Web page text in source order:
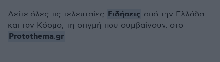
Δείτε όλες τις τελευταίες Ειδήσεις από την Ελλάδα
και τον Κόσμο, τη στιγμή που συμβαίνουν, στο
Protothema.gr